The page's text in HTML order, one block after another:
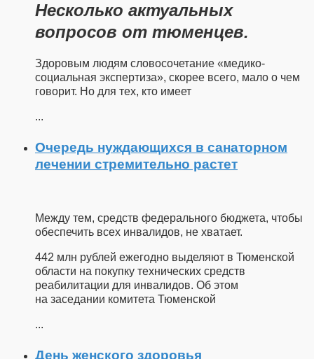
Несколько актуальных
вопросов от тюменцев.
Здоровым людям словосочетание «медико-
социальная экспертиза», скорее всего, мало о чем
говорит. Но для тех, кто имеет
...
Очередь нуждающихся в санаторном
лечении стремительно растет
Между тем, средств федерального бюджета, чтобы
обеспечить всех инвалидов, не хватает.
442 млн рублей ежегодно выделяют в Тюменской
области на покупку технических средств
реабилитации для инвалидов. Об этом
на заседании комитета Тюменской
...
День женского здоровья